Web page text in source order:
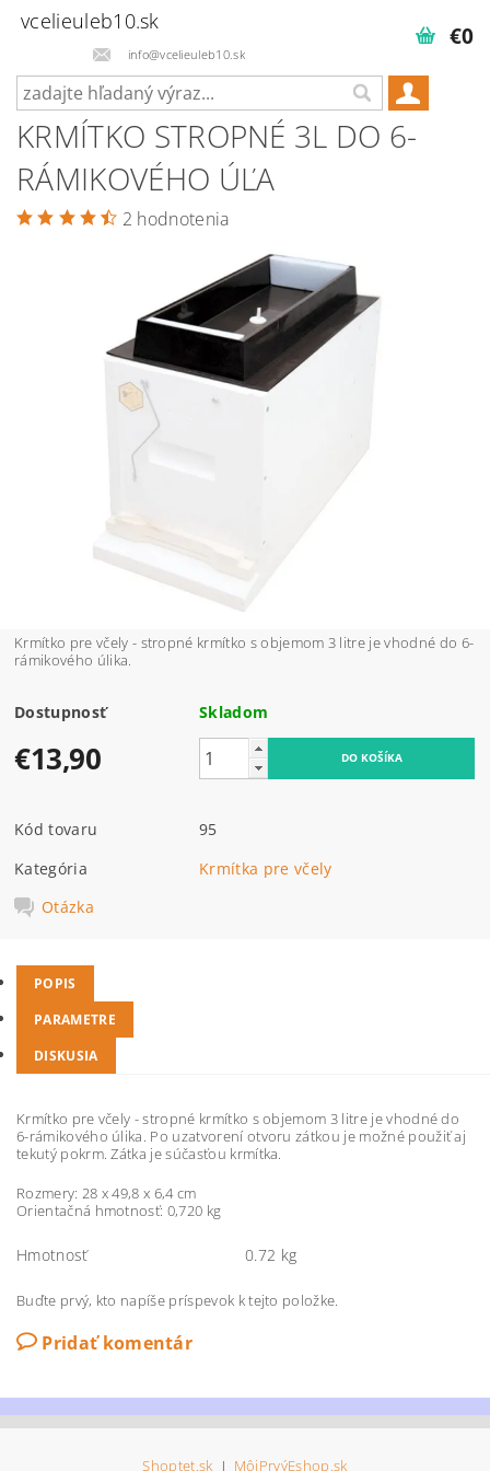
vcelieuleb10.sk
info@vcelieuleb10.sk
€0
KRMÍTKO STROPNÉ 3L DO 6-
RÁMIKOVÉHO ÚĽA
2 hodnotenia
Krmítko pre včely - stropné krmítko s objemom 3 litre je vhodné do 6-
rámikového úlika.
Dostupnosť Skladom
€13,90
Kód tovaru
95
Kategória
Krmítka pre včely
Otázka
POPIS
PARAMETRE
DISKUSIA
Krmítko pre včely - stropné krmítko s objemom 3 litre je vhodné do
6-rámikového úlika. Po uzatvorení otvoru zátkou je možné použiť aj
tekutý pokrm. Zátka je súčasťou krmítka.
Rozmery: 28 x 49,8 x 6,4 cm
Orientačná hmotnosť: 0,720 kg
Hmotnosť 0.72 kg
Buďte prvý, kto napíše príspevok k tejto položke.
Pridať komentár
Shoptet.sk MôjPrvýEshop.sk